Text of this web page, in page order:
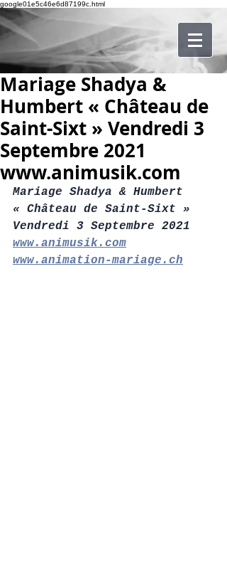
google01e5c46e6d87199c.html
Mariage Shadya &
Humbert « Château de
Saint-Sixt » Vendredi 3
Septembre 2021
www.animusik.com
Mariage Shadya & Humbert
« Château de Saint-Sixt »
Vendredi 3 Septembre 2021
www.animusik.com
www.animation-mariage.ch